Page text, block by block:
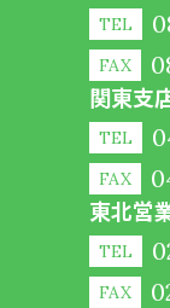
TEL
FAX
関東支
TEL
FAX
東北営
TEL
FAX